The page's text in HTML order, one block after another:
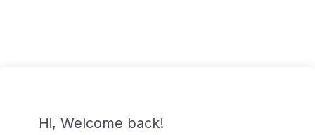
Hi, Welcome back!